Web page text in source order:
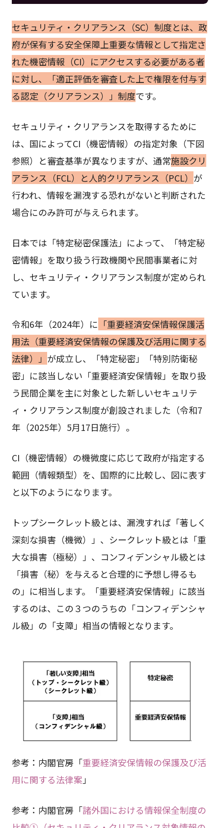
セキュリティ・クリアランス（SC）制度とは、政
府が保有する安全保障上重要な情報として指定さ
れた機密情報（CI）にアクセスする必要がある者
に対し、「適正評価を審査した上で権限を付与す
る認定（クリアランス）」制度です。
セキュリティ・クリアランスを取得するために
は、国によってCI（機密情報）の指定対象（下図
参照）と審査基準が異なりますが、通常施設クリ
アランス（FCL）と人的クリアランス（PCL） が
行われ、情報を漏洩する恐れがないと判断された
場合にのみ許可が与えられます。
日本では「特定秘密保護法」によって、「特定秘
密情報」を取り扱う行政機関や民間事業者に対
し、セキュリティ・クリアランス制度が定められ
ています。
令和6年（2024年）に 「重要経済安保情報保護活
用法（重要経済安保情報の保護及び活用に関する
法律）」 が成立し、「特定秘密」「特別防衛秘
密」に該当しない「重要経済安保情報」を取り扱
う民間企業を主に対象とした新しいセキュリテ
ィ・クリアランス制度が創設されました（令和7
年（2025年）5月17日施行）。
CI（機密情報）の機微度に応じて政府が指定する
範囲（情報類型）を、国際的に比較し、図に表す
と以下のようになります。
トップシークレット級とは、漏洩すれば「著しく
深刻な損害（機微）」、シークレット級とは「重
大な損害（極秘）」、コンフィデンシャル級とは
「損害（秘）を与えると合理的に予想し得るも
の」に相当します。「重要経済安保情報」に該当
するのは、この３つのうちの「コンフィデンシャ
ル級」の「支障」相当の情報となります。
参考：内閣官房「重要経済安保情報の保護及び活
用に関する法律案」
参考：内閣官房「諸外国における情報保全制度の